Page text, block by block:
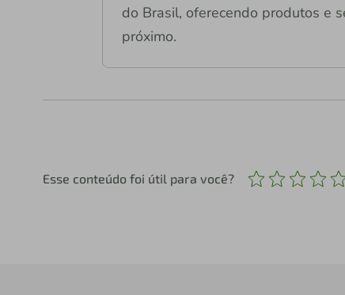
do Brasil, oferecendo produtos e
próximo.
Esse conteúdo foi útil para você?